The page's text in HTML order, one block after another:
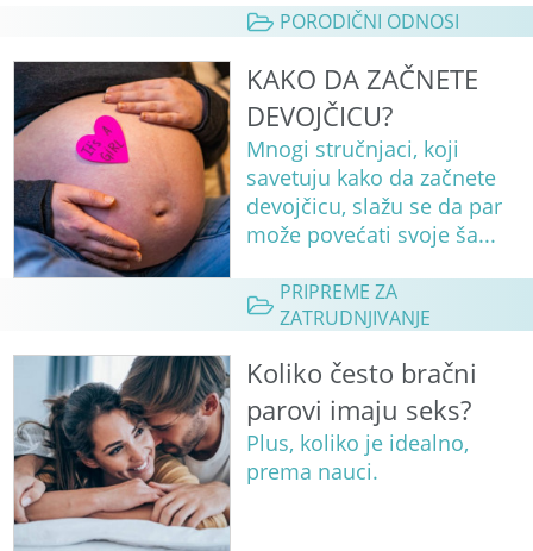
PORODIČNI ODNOSI
KAKO DA ZAČNETE
DEVOJČICU?
Mnogi stručnjaci, koji
savetuju kako da začnete
devojčicu, slažu se da par
može povećati svoje ša...
PRIPREME ZA
ZATRUDNJIVANJE
Koliko često bračni
parovi imaju seks?
Plus, koliko je idealno,
prema nauci.